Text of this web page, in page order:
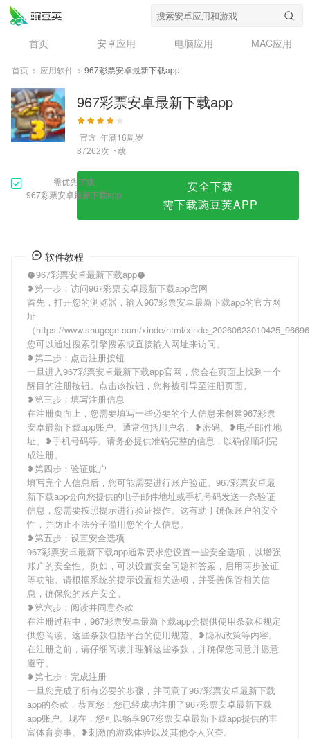
967彩票安卓最新下载app
首页 安卓应用 电脑应用
MAC应用
资讯
专题 设计奖
问答
首页 > 应用软件 > 967彩票安卓最新下载app
967彩票安卓最新下载app
官方 年满16周岁
87262次下载
需优先下载
967彩票安卓最新下载app
安全下载
需下载豌豆荚APP
软件教程
🥥967彩票安卓最新下载app🥥
❥第一步：访问967彩票安卓最新下载app官网
首先，打开您的浏览器，输入967彩票安卓最新下载app的官方网
址
（https://www.shugege.com/xinde/html/
您可以通过搜索引擎搜索或直接输入网址来访问。
❥第二步：点击注册按钮
一旦进入967彩票安卓最新下载app官网，您会在页面上找到一个
醒目的注册按钮。点击该按钮，您将被引导至注册页面。
❥第三步：填写注册信息
在注册页面上，您需要填写一些必要的个人信息来创建967彩票
安卓最新下载app账户。通常包括用户名、❥密码、❥电子邮件地
址、❥手机号码等。请务必提供准确完整的信息，以确保顺利完
成注册。
❥第四步：验证账户
填写完个人信息后，您可能需要进行账户验证。967彩票安卓最
新下载app会向您提供的电子邮件地址或手机号码发送一条验证
信息，您需要按照提示进行验证操作。这有助于确保账户的安全
性，并防止不法分子滥用您的个人信息。
❥第五步：设置安全选项
967彩票安卓最新下载app通常要求您设置一些安全选项，以增强
账户的安全性。例如，可以设置安全问题和答案，启用两步验证
等功能。请根据系统的提示设置相关选项，并妥善保管相关信
息，确保您的账户安全。
❥第六步：阅读并同意条款
在注册过程中，967彩票安卓最新下载app会提供使用条款和规定
供您阅读。这些条款包括平台的使用规范、❥隐私政策等内容。
在注册之前，请仔细阅读并理解这些条款，并确保您同意并愿意
遵守。
❥第七步：完成注册
一旦您完成了所有必要的步骤，并同意了967彩票安卓最新下载
app的条款，恭喜您！您已经成功注册了967彩票安卓最新下载
app账户。现在，您可以畅享967彩票安卓最新下载app提供的丰
富体育赛事、❥刺激的游戏体验以及其他令人兴奋。